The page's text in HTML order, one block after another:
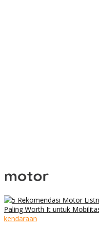
motor
kendaraan